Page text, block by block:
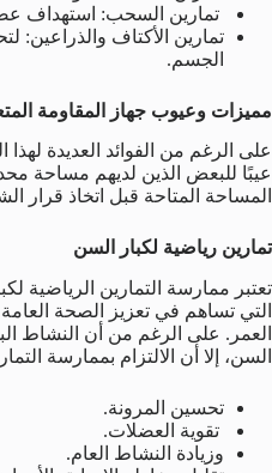
تمارين السحب: استهداف
تمارين الأكتاف والذراعين:
الجسم.
مميزات وعيوب جهاز المقاومة
على الرغم من الفوائد العديدة لهذا
عيبًا للبعض الذين لديهم مساحة
المساحة المتاحة قبل اتخاذ قرار
تمارين رياضية لكبار السن
تعتبر ممارسة التمارين الرياضية
التي تساهم في تعزيز الصحة
العمر. على الرغم من أن النشاط
السن، إلا أن الالتزام بممارسة
تحسين المرونة.
تقوية العضلات.
وزيادة النشاط العام.